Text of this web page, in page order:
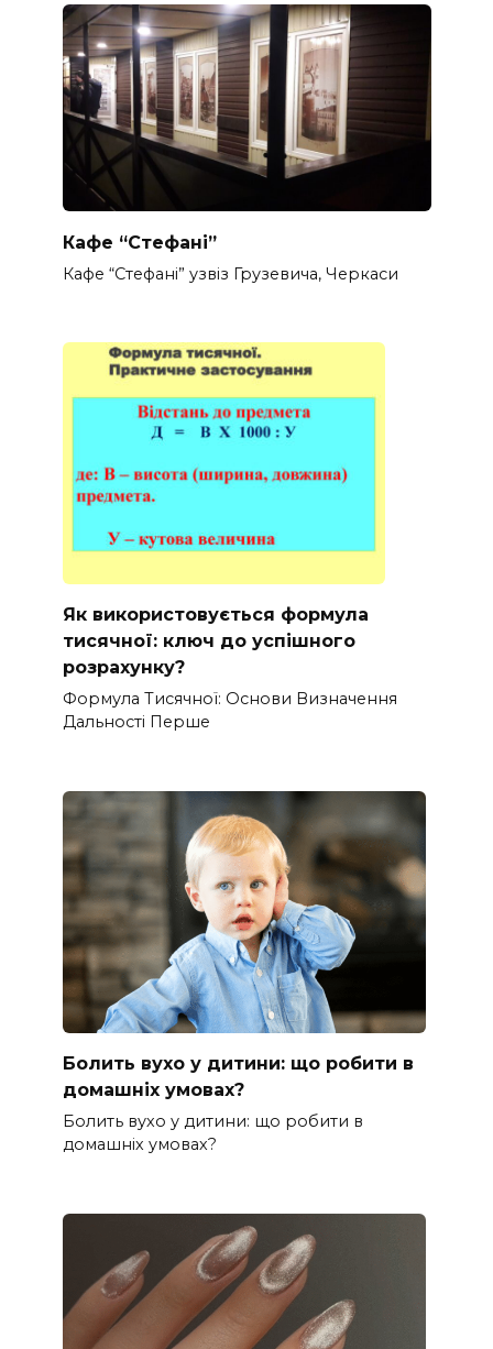
Кафе “Стефані”
Кафе “Стефані” узвіз Грузевича, Черкаси
Як використовується формула
тисячної: ключ до успішного
розрахунку?
Формула Тисячної: Основи Визначення
Дальності Перше
Болить вухо у дитини: що робити в
домашніх умовах?
Болить вухо у дитини: що робити в
домашніх умовах?